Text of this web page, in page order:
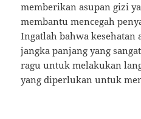
memberikan asupan gizi
membantu mencegah
Ingatlah bahwa kesehatan
jangka panjang yang
ragu untuk melakukan
yang diperlukan untuk